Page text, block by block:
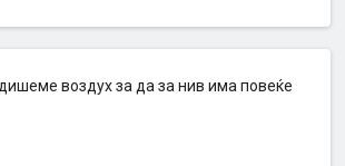
воздух за да за нив има повеќе